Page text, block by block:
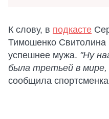
К слову, в подкасте
Тимошенко Свитолина
успешнее мужа. "Ну
была третьей в
сообщила